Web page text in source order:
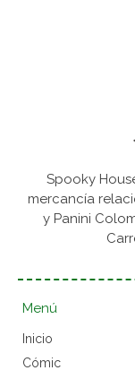
Spooky
mercancía
y Panini
Menú
Inicio
Cómic